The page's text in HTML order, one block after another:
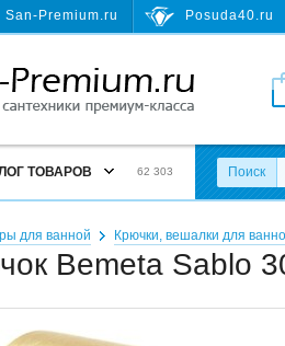
San-Premium.ru Posuda40.ru
ТОВАРОВ 62 303 Поиск
для ванной Крючки, вешалки для
Bemeta Sablo